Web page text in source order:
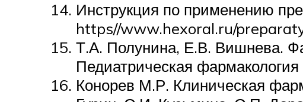
Инструкция по применению
https//www.hexoral.ru/
Т.А. Полунина, Е.В. Вишнева.
Педиатрическая
Конорев М.Р. Клиническая